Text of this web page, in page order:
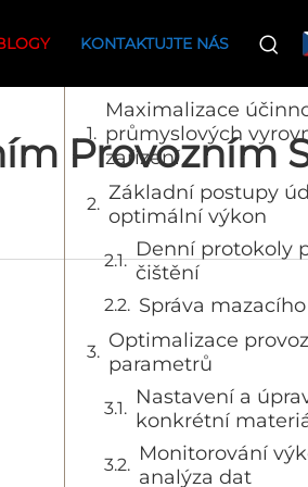
KONTAKTUJTE NÁS
Provozním
Obsah
Maximalizace
průmyslových
zařízení
Základní postupy
optimální výkon
Denní protokoly
čištění
Správa
Optimalizace
parametrů
Nastavení a
konkrétní
Monitorování
analýza dat